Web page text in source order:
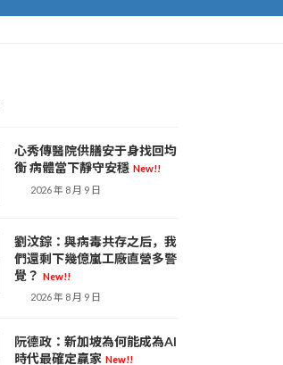
心秀傳醫院供膳安于身找回均
衡 病體當下靜守安穩 New!!
2026 年 8 月 9 日
劉汶錝：與病毒共存之后，我
們還剩下幾億嵐工廠直營多警
覺？ New!!
2026 年 8 月 9 日
阮德政：新加坡為何能成為AI
時代最確定贏家 New!!